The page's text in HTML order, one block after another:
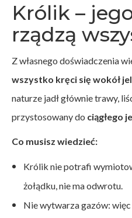
Królik –
rządzą
Z własnego doświadczenia
wszystko kręci się wokół
naturze jadł głównie trawy,
przystosowany do ciągłego
Co musisz wiedzieć:
Królik nie potrafi
żołądku, nie ma odwrotu.
Nie wytwarza gazów: